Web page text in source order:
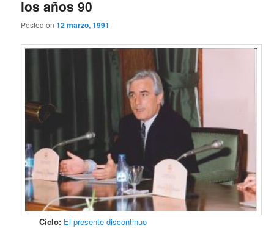
los años 90
Posted on12 marzo, 1991
Ciclo: El presente discontinuo